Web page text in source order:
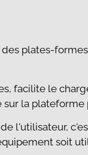
plates-
facilite le
la plateforme
l'utilisateur,
soit